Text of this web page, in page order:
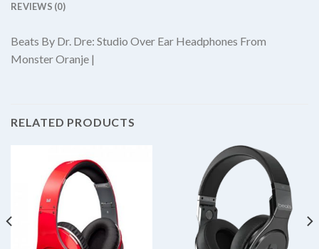
REVIEWS (0)
Beats By Dr. Dre: Studio Over Ear Headphones From
Monster Oranje |
RELATED PRODUCTS